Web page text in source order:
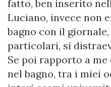
fatto, ben inserito
Luciano, invece non
bagno con il
particolari, si
Se poi rapporto a
nel bagno, tra i miei